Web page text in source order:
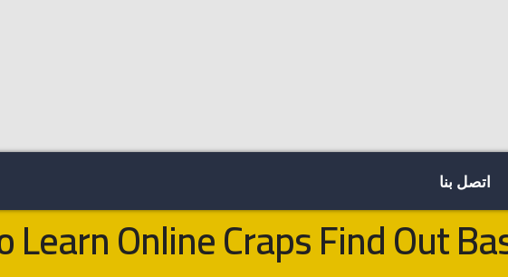
اتصل بنا
Learn Online Craps Find Out